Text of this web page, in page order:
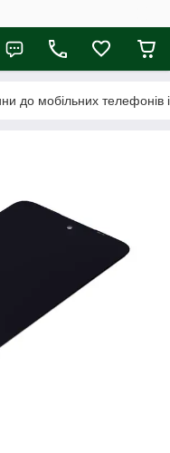
до мобільних телефонів